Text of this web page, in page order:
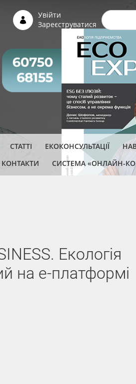
Увійти
Зареєструватися
СТАТТІ ЕКОКОНСУЛЬТАЦІЇ
КОНТАКТИ СИСТЕМА «ОНЛАЙН-
Екологія
на е-платформі